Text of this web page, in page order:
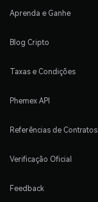
Aprenda e Ganhe
Blog Cripto
Taxas e Condições
Phemex API
Referências de Contratos
Verificação Oficial
Feedback